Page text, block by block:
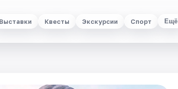
Выставки Квесты Экскурсии Спорт Ещё